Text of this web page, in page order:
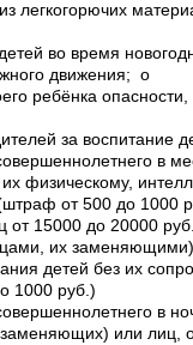
легкогорючих
во время
движения; o
ребёнка
за воспитание
в
физическому,
от 500 до 1000
от 15000 до 20000
их
детей без их
1000 руб.)
в
заменяющих) или